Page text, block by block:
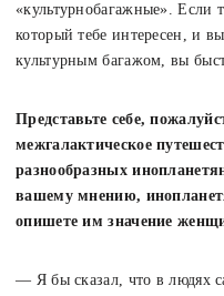
«культурнобагажные». Если
который тебе интересен, и
культурным багажом, вы
Представьте себе,
межгалактическое
разнообразных
вашему мнению,
опишете им значение
— Я бы сказал, что в людях